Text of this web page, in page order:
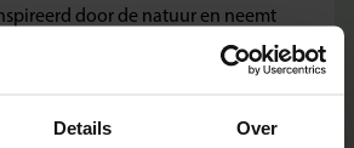
Details Over
door de natuur en neemt
wereld vol magie, fantasie en
kleine kunstenaars en dromers
+